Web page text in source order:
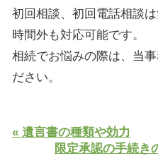
初回相談、初回電話相談
時間外も対応可能です。
相続でお悩みの際は、当
ださい。
« 遺言書の種類や効力
限定承認の手続き